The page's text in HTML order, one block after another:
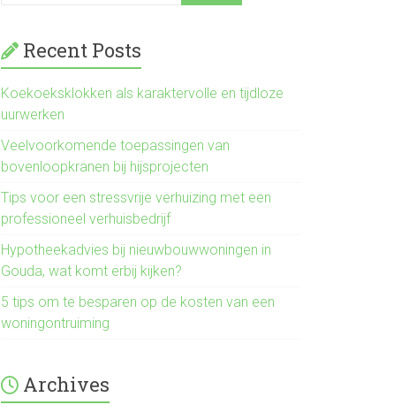
Recent Posts
Koekoeksklokken als karaktervolle en tijdloze
uurwerken
Veelvoorkomende toepassingen van
bovenloopkranen bij hijsprojecten
Tips voor een stressvrije verhuizing met een
professioneel verhuisbedrijf
Hypotheekadvies bij nieuwbouwwoningen in
Gouda, wat komt erbij kijken?
5 tips om te besparen op de kosten van een
woningontruiming
Archives